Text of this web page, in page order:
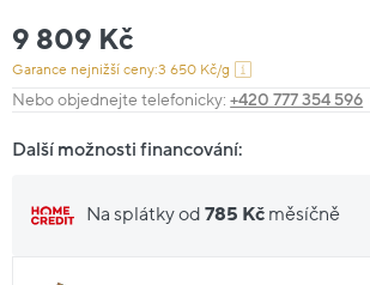
9 809 Kč
Garance nejnižší ceny:3 650 Kč/g
Nebo objednejte telefonicky:+420 777 354 596
Další možnosti financování:
Na splátky od785 Kč měsíčně